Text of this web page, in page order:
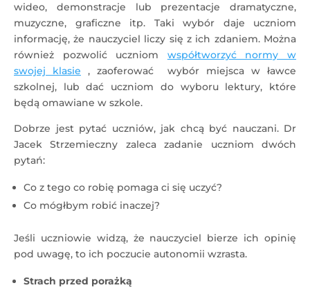
wideo, demonstracje lub prezentacje dramatyczne,
muzyczne, graficzne itp. Taki wybór daje uczniom
informację, że nauczyciel liczy się z ich zdaniem. Można
również pozwolić uczniom współtworzyć normy w
swojej klasie , zaoferować wybór miejsca w ławce
szkolnej, lub dać uczniom do wyboru lektury, które
będą omawiane w szkole.
Dobrze jest pytać uczniów, jak chcą być nauczani. Dr
Jacek Strzemieczny zaleca zadanie uczniom dwóch
pytań:
Co z tego co robię pomaga ci się uczyć?
Co mógłbym robić inaczej?
Jeśli uczniowie widzą, że nauczyciel bierze ich opinię
pod uwagę, to ich poczucie autonomii wzrasta.
Strach przed porażką